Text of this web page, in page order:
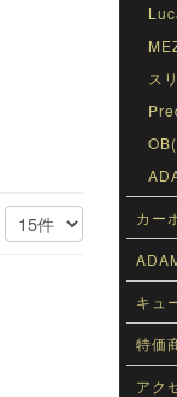
ス
カー
キュ
特価
アク